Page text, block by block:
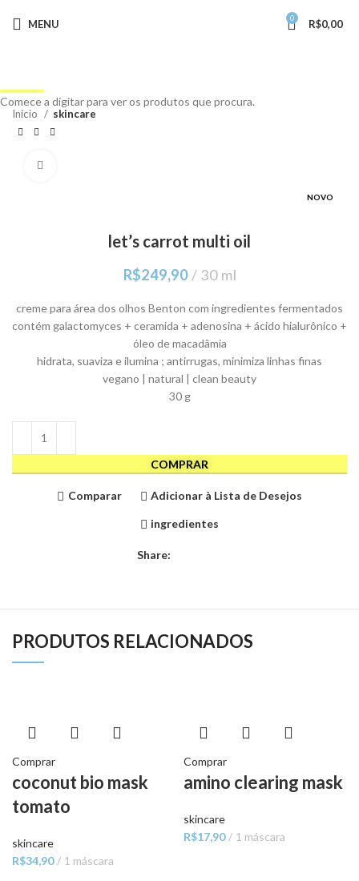
MENU 0 R$0,00
Início skincare
NOVO
let’s carrot multi oil
R$249,90 30 ml
creme para área dos olhos Benton com ingredientes fermentados
contém galactomyces + ceramida + adenosina + ácido hialurônico +
óleo de macadâmia
hidrata, suaviza e ilumina ; antirrugas, minimiza linhas finas
vegano | natural | clean beauty
30 g
COMPRAR
Comparar Adicionar à Lista de Desejos
ingredientes
Share:
PRODUTOS RELACIONADOS
Comprar
coconut bio mask
tomato
skincare
R$34,90 1 máscara
Comprar
amino clearing mask
skincare
R$17,90 1 máscara
Comece a digitar para ver os produtos que procura.